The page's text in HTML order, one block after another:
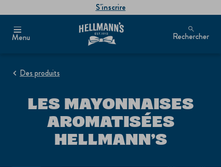
S'inscrire
Menu Rechercher
Des produits
LES MAYONNAISES
AROMATISÉES
HELLMANN’S